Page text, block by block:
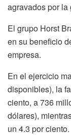
agravados por la
El grupo Horst
en su beneficio
empresa.
En el ejercicio
disponibles), la
ciento, a 736
dólares),
un 4.3 por ciento.